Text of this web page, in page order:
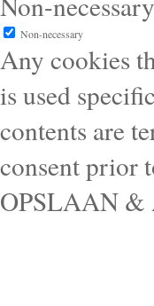
Non-necessary
Any cookies
is used
contents are
consent prior
OPSLAAN &